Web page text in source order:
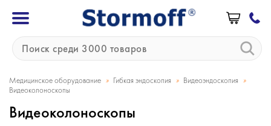
Медицинское оборудование » Гибкая эндоскопия » Видеоэндоскопия »
Видеоколоноскопы
Видеоколоноскопы